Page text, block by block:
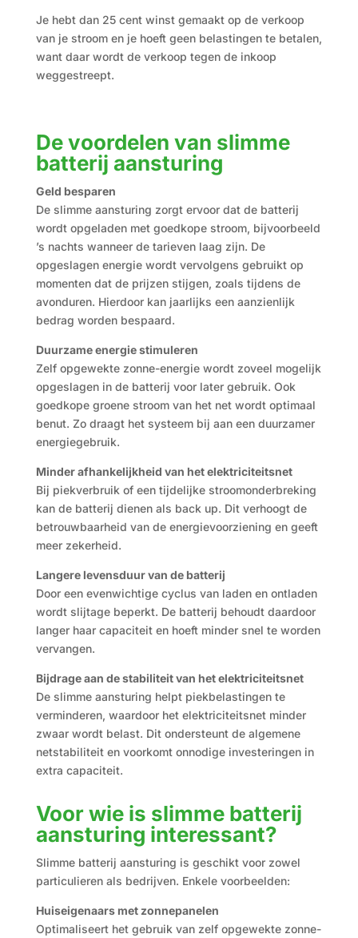
Je hebt dan 25 cent winst gemaakt op de verkoop
van je stroom en je hoeft geen belastingen te betalen,
want daar wordt de verkoop tegen de inkoop
weggestreept.
De voordelen van slimme
batterij aansturing
Geld besparen
De slimme aansturing zorgt ervoor dat de batterij
wordt opgeladen met goedkope stroom, bijvoorbeeld
’s nachts wanneer de tarieven laag zijn. De
opgeslagen energie wordt vervolgens gebruikt op
momenten dat de prijzen stijgen, zoals tijdens de
avonduren. Hierdoor kan jaarlijks een aanzienlijk
bedrag worden bespaard.
Duurzame energie stimuleren
Zelf opgewekte zonne-energie wordt zoveel mogelijk
opgeslagen in de batterij voor later gebruik. Ook
goedkope groene stroom van het net wordt optimaal
benut. Zo draagt het systeem bij aan een duurzamer
energiegebruik.
Minder afhankelijkheid van het elektriciteitsnet
Bij piekverbruik of een tijdelijke stroomonderbreking
kan de batterij dienen als back up. Dit verhoogt de
betrouwbaarheid van de energievoorziening en geeft
meer zekerheid.
Langere levensduur van de batterij
Door een evenwichtige cyclus van laden en ontladen
wordt slijtage beperkt. De batterij behoudt daardoor
langer haar capaciteit en hoeft minder snel te worden
vervangen.
Bijdrage aan de stabiliteit van het elektriciteitsnet
De slimme aansturing helpt piekbelastingen te
verminderen, waardoor het elektriciteitsnet minder
zwaar wordt belast. Dit ondersteunt de algemene
netstabiliteit en voorkomt onnodige investeringen in
extra capaciteit.
Voor wie is slimme batterij
aansturing interessant?
Slimme batterij aansturing is geschikt voor zowel
particulieren als bedrijven. Enkele voorbeelden:
Huiseigenaars met zonnepanelen
Optimaliseert het gebruik van zelf opgewekte zonne-